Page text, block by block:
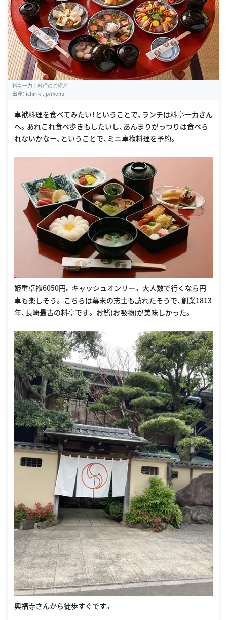
料亭一力｜料理のご紹介
出典： ichiriki.jp/menu
卓袱料理を食べてみたい！ということで、ランチは料亭一力さん
へ。あれこれ食べ歩きもしたいし、あんまりがっつりは食べら
れないかなー、ということで、ミニ卓袱料理を予約。
姫重卓袱6050円。キャッシュオンリー。 大人数で行くなら円
卓も楽しそう。 こちらは幕末の志士も訪れたそうで、創業1813
年、長崎最古の料亭です。 お鰭(お吸物)が美味しかった。
興福寺さんから徒歩すぐです。